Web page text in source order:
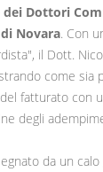
Dottori
Novara. Con
il Dott.
come sia
fatturato con
degli
da un calo